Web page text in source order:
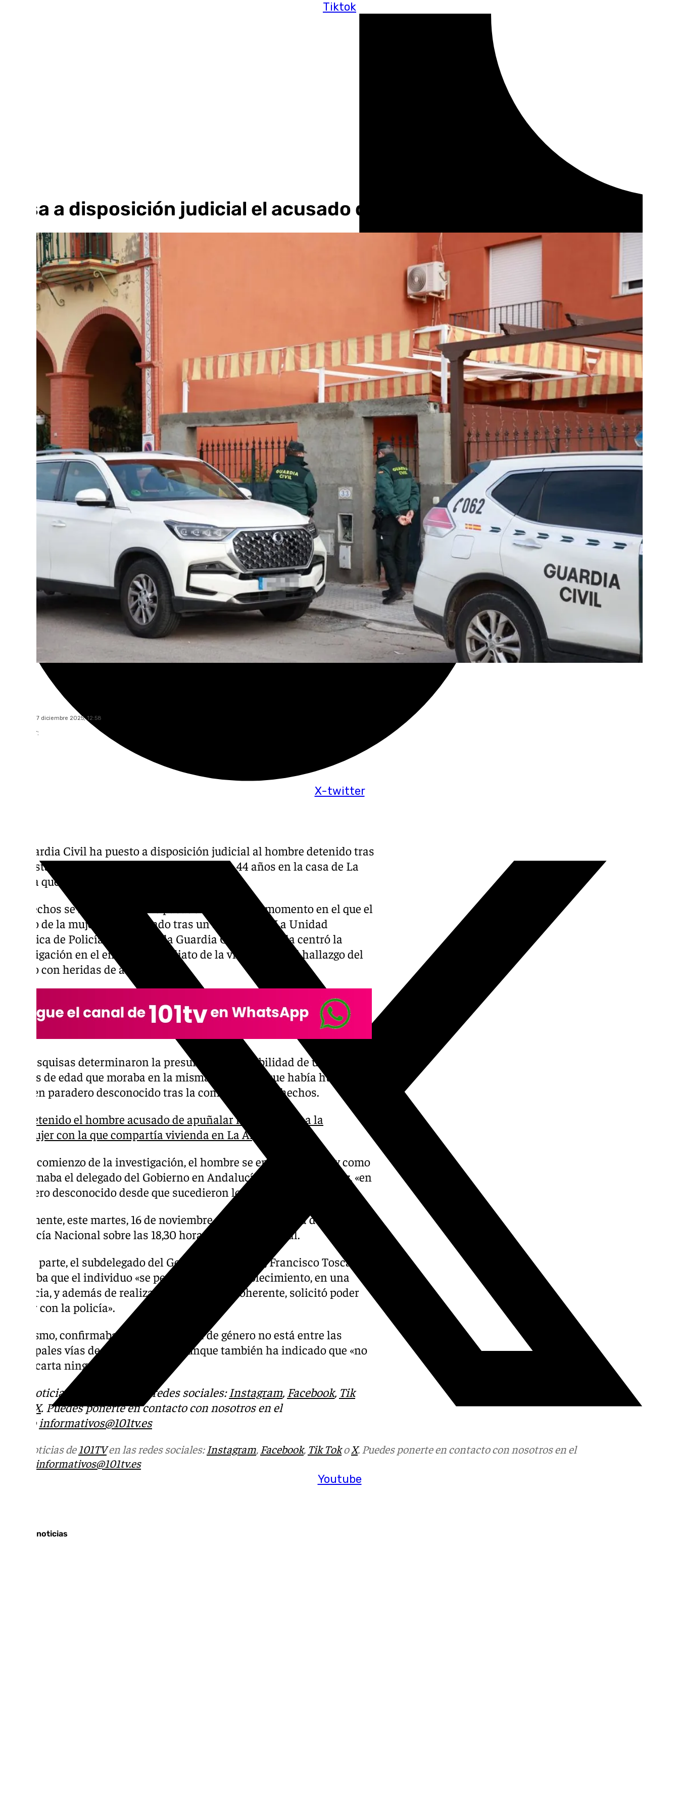
Tiktok
X-twitter
Youtube
Pasa a disposición judicial el acusado de matar a una mujer en La Algaba
miércoles, 17 diciembre 2025, 12:58
Compartir:
La Guardia Civil ha puesto a disposición judicial al hombre detenido tras
supuestamente haber matado a una mujer de 44 años en la casa de La
Algaba que compartían.
Los hechos se remontan a este pasado domingo 14, momento en el que el
cuerpo de la mujer fue localizado tras un aviso al 112. La Unidad
Orgánica de Policía Judicial de la Guardia Civil en Sevilla centró la
investigación en el entorno inmediato de la víctima tras el hallazgo del
cuerpo con heridas de arma blanca.
Las pesquisas determinaron la presunta responsabilidad de un varón de
31 años de edad que moraba en la misma vivienda y que había huido del
lugar en paradero desconocido tras la comisión de los hechos.
Detenido el hombre acusado de apuñalar mortalmente a la
mujer con la que compartía vivienda en La Algaba
Así, al comienzo de la investigación, el hombre se encontraba, tal y como
confirmaba el delegado del Gobierno en Andalucía, Pedro Fernández, «en
paradero desconocido desde que sucedieron los hechos».
Finalmente, este martes, 16 de noviembre, el investigado era detenido por
la Policía Nacional sobre las 18,30 horas en Sevilla capital.
Por su parte, el subdelegado del Gobierno en Sevilla, Francisco Toscano,
indicaba que el individuo «se personó en un establecimiento, en una
farmacia, y además de realizar un discurso incoherente, solicitó poder
hablar con la policía».
Asimismo, confirmaba que «la violencia de género no está entre las
principales vías de investigación», aunque también ha indicado que «no
se descarta ninguna hipótesis».
Más noticias de
en las redes sociales: Instagram, Facebook, Tik
X. Puedes ponerte en contacto con nosotros en el
correo informativos@101tv.es
Más noticias de 101TVen las redes sociales: Instagram, Facebook, Tik TokoX. Puedes ponerte en contacto con nosotros en el
informativos@101tv.es
Últimas noticias